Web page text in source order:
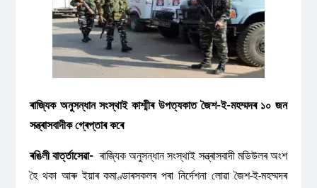
ৰাজ্যিক অনুসন্ধান সংস্থাই কাশ্মীৰ উপত্যকাত জৈশ-ই-মহম্মদৰ ১০ জন
সন্ত্ৰাসবাদীক গ্ৰেপ্তাৰ কৰে
ৰঙিলী বাৰ্ত্তাসেৱা- ৰাজ্যিক অনুসন্ধান সংস্থাই সন্ত্ৰাসবাদী মডিউলৰ অংশ
হৈ থকা আৰু ইয়াৰ কমাণ্ডাৰসকলৰ পৰা নিৰ্দেশনা লোৱা জৈশ-ই-মহম্মদৰ